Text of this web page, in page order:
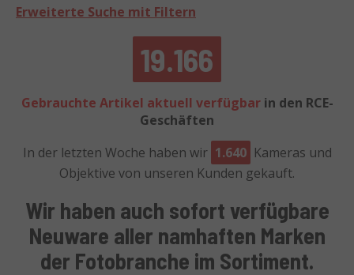
Erweiterte Suche mit Filtern
19.166
Gebrauchte Artikel aktuell verfügbarin den RCE-
Geschäften
In der letzten Woche haben wir 1.640 Kameras und
Objektive von unseren Kunden gekauft.
Wir haben auch sofort verfügbare
Neuware aller namhaften Marken
der Fotobranche im Sortiment.